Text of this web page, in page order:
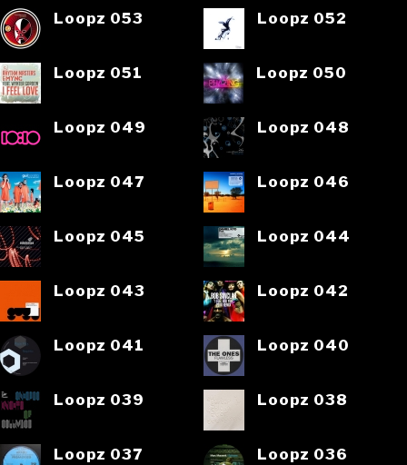
Loopz 053 Loopz 052
Loopz 051 Loopz 050
Loopz 049 Loopz 048
Loopz 047 Loopz 046
Loopz 045 Loopz 044
Loopz 043 Loopz 042
Loopz 041 Loopz 040
Loopz 039 Loopz 038
Loopz 037 Loopz 036